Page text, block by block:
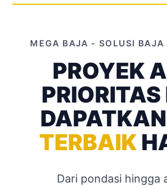
MEGA BAJA - SOLUSI BAJA
PROYEK
DAPATKAN
TERBAIK
Dari pondasi hingga